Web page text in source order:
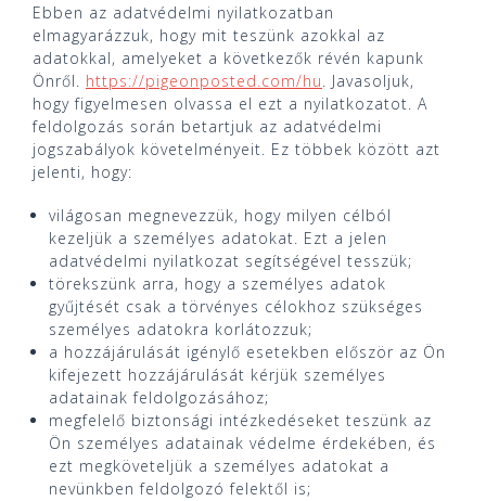
Ebben az adatvédelmi nyilatkozatban
elmagyarázzuk, hogy mit teszünk azokkal az
adatokkal, amelyeket a következők révén kapunk
Önről. https://pigeonposted.com/hu
. Javasoljuk,
hogy figyelmesen olvassa el ezt a nyilatkozatot. A
feldolgozás során betartjuk az adatvédelmi
jogszabályok követelményeit. Ez többek között azt
jelenti, hogy:
világosan megnevezzük, hogy milyen célból
kezeljük a személyes adatokat. Ezt a jelen
adatvédelmi nyilatkozat segítségével tesszük;
törekszünk arra, hogy a személyes adatok
gyűjtését csak a törvényes célokhoz szükséges
személyes adatokra korlátozzuk;
a hozzájárulását igénylő esetekben először az Ön
kifejezett hozzájárulását kérjük személyes
adatainak feldolgozásához;
megfelelő biztonsági intézkedéseket teszünk az
Ön személyes adatainak védelme érdekében, és
ezt megköveteljük a személyes adatokat a
nevünkben feldolgozó felektől is;